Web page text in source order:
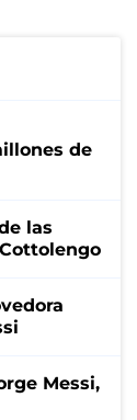
de
las
Messi,